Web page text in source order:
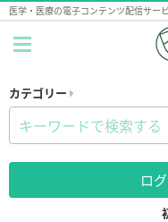
医学・医療の電子コンテンツ配信サー
カテゴリー
ロ